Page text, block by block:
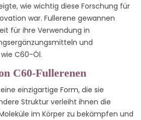
wie wichtig diese Forschung für
war. Fullerene gewannen
für ihre Verwendung in
und
C60-Öl.
C60-Fullerenen
einzigartige Form, die sie
Struktur verleiht ihnen die
im Körper zu bekämpfen und